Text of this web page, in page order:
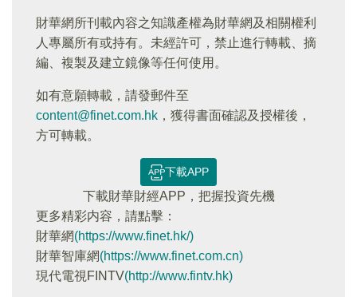
財華網所刊載內容之知識產權為財華網及相關權利
人專屬所有或持有。未經許可，禁止進行轉載、摘
編、複製及建立鏡像等任何使用。
如有意願轉載，請發郵件至
content@finet.com.hk ，獲得書面確認及授權後，
方可轉載。
下載APP
下載財華財經APP，把握投資先機
更多精彩内容，請點擊：
財華網(https://www.finet.hk/)
財華智庫網(https://www.finet.com.cn)
現代電視FINTV(http://www.fintv.hk)